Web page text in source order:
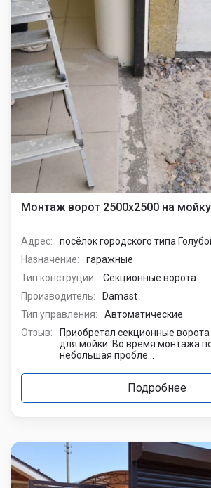
Монтаж ворот 2500х2500 на мойку
Адрес:
посёлок городского типа
Назначение:
гаражные
Тип конструции:
Секционные ворота
Производитель:
Damast
Тип управления:
Автоматические
Отзыв:
Приобретал секционные
для мойки. Во время монтажа
небольшая пробле...
Подробнее